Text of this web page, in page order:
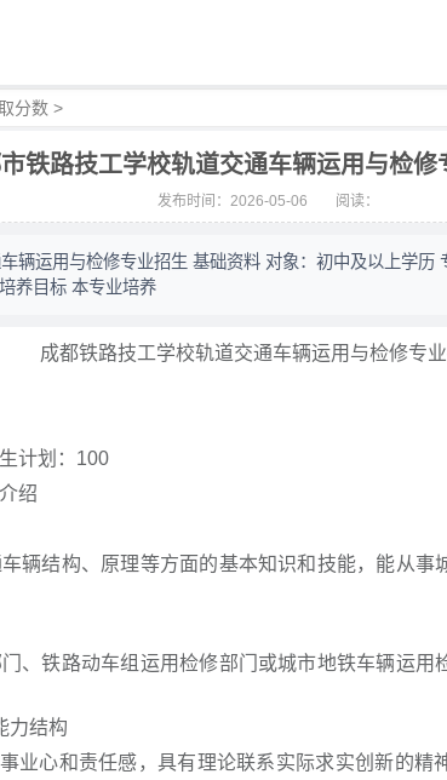
分数 >
铁路技工学校轨道交通车辆运用与检修
发布时间：2026-05-06 阅读：
辆运用与检修专业招生 基础资料 对象：初中及以上学
养目标 本专业培养
成都铁路技工学校轨道交通车辆运用与检修专
计划：100
绍
辆结构、原理等方面的基本知识和技能，能从事
、铁路动车组运用检修部门或城市地铁车辆运用
力结构
业心和责任感，具有理论联系实际求实创新的精